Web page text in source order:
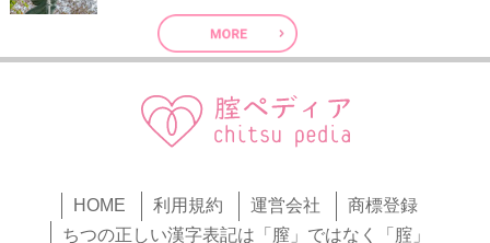
HOME 利用規約 運営会社
商標登録
ちつの正しい漢字表記は「膣」ではなく「腟」